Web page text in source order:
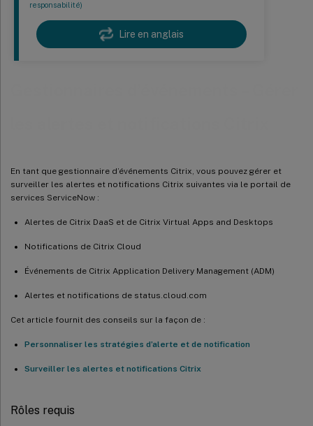
responsabilité)
Lire en anglais
En tant que gestionnaire d’événements Citrix, vous pouvez gérer et
surveiller les alertes et notifications Citrix suivantes via le portail de
services ServiceNow :
Alertes de Citrix DaaS et de Citrix Virtual Apps and Desktops
Notifications de Citrix Cloud
Événements de Citrix Application Delivery Management (ADM)
Alertes et notifications de status.cloud.com
Cet article fournit des conseils sur la façon de :
Personnaliser les stratégies d’alerte et de notification
Surveiller les alertes et notifications Citrix
Rôles requis